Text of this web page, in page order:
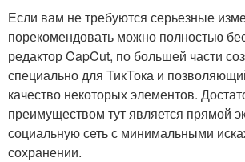
Если вам не требуются серьезные
порекомендовать можно полностью
редактор CapCut, по большей части
специально для ТикТока и
качество некоторых элементов.
преимуществом тут является прямой
социальную сеть с минимальными
сохранении.